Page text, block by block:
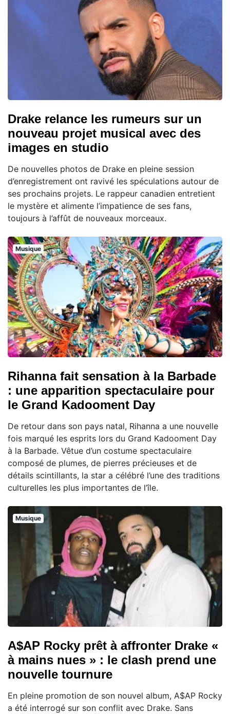
Drake relance les rumeurs sur un
nouveau projet musical avec des
images en studio
De nouvelles photos de Drake en pleine session
d’enregistrement ont ravivé les spéculations autour de
ses prochains projets. Le rappeur canadien entretient
le mystère et alimente l’impatience de ses fans,
toujours à l’affût de nouveaux morceaux.
Musique
Rihanna fait sensation à la Barbade
: une apparition spectaculaire pour
le Grand Kadooment Day
De retour dans son pays natal, Rihanna a une nouvelle
fois marqué les esprits lors du Grand Kadooment Day
à la Barbade. Vêtue d’un costume spectaculaire
composé de plumes, de pierres précieuses et de
détails scintillants, la star a célébré l’une des traditions
culturelles les plus importantes de l’île.
Musique
A$AP Rocky prêt à affronter Drake «
à mains nues » : le clash prend une
nouvelle tournure
En pleine promotion de son nouvel album, A$AP Rocky
a été interrogé sur son conflit avec Drake. Sans